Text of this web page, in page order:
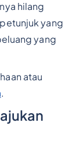
hilang
yang
yang
atau
.